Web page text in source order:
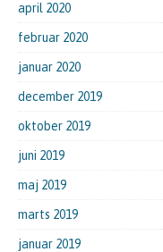
april 2020
februar 2020
januar 2020
december 2019
oktober 2019
juni 2019
maj 2019
marts 2019
januar 2019